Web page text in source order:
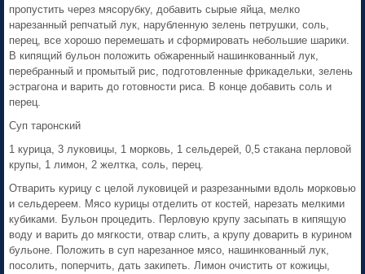
пропустить через мясорубку, добавить сырые яйца, мелко
нарезанный репчатый лук, нарубленную зелень петрушки, соль,
перец, все хорошо перемешать и сформировать небольшие шарики.
В кипящий бульон положить обжаренный нашинкованный лук,
перебранный и промытый рис, подготовленные фрикадельки, зелень
эстрагона и варить до готовности риса. В конце добавить соль и
перец.
Суп таронский
1 курица, 3 луковицы, 1 морковь, 1 сельдерей, 0,5 стакана перловой
крупы, 1 лимон, 2 желтка, соль, перец.
Отварить курицу с целой луковицей и разрезанными вдоль морковью
и сельдереем. Мясо курицы отделить от костей, нарезать мелкими
кубиками. Бульон процедить. Перловую крупу засыпать в кипящую
воду и варить до мягкости, отвар слить, а крупу доварить в курином
бульоне. Положить в суп нарезанное мясо, нашинкованный лук,
посолить, поперчить, дать закипеть. Лимон очистить от кожицы,